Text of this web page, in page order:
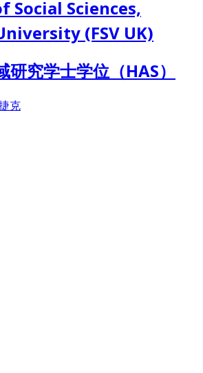
Social Sciences,
(FSV UK)
研究学士学位（HAS）
克